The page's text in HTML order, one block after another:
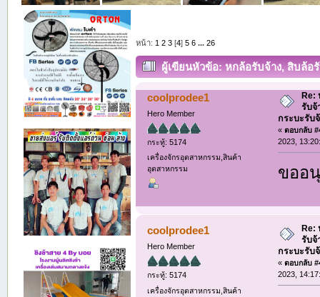
หน้า: 1 2 3[4] 5 6 ... 26
ผู้เขียนหัวข้อ: หกล้อรับจ้าง, สิบล้อ
รับจ้าง (อ่าน 19104 ครั้ง)
coolprodee1
Hero Member
กระทู้: 5174
เครื่องจักรอุตสาหกรรม,สินค้า
อุตสาหกรรม
Re:
รับจ้
กระบะรับ
«ตอบกลับ
2023,
ขออ
coolprodee1
Hero Member
กระทู้: 5174
เครื่องจักรอุตสาหกรรม,สินค้า
Re:
รับจ้
กระบะรับ
«ตอบกลับ
2023,